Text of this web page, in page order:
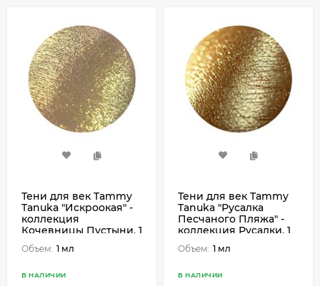
Тени для век Tammy
Tanuka "Искроокая" -
коллекция
Кочевницы Пустыни, 1
мл
Объем: 1 мл
В НАЛИЧИИ
Тени для век Tammy
Tanuka "Русалка
Песчаного Пляжа" -
коллекция Русалки, 1
мл
Объем: 1 мл
В НАЛИЧИИ